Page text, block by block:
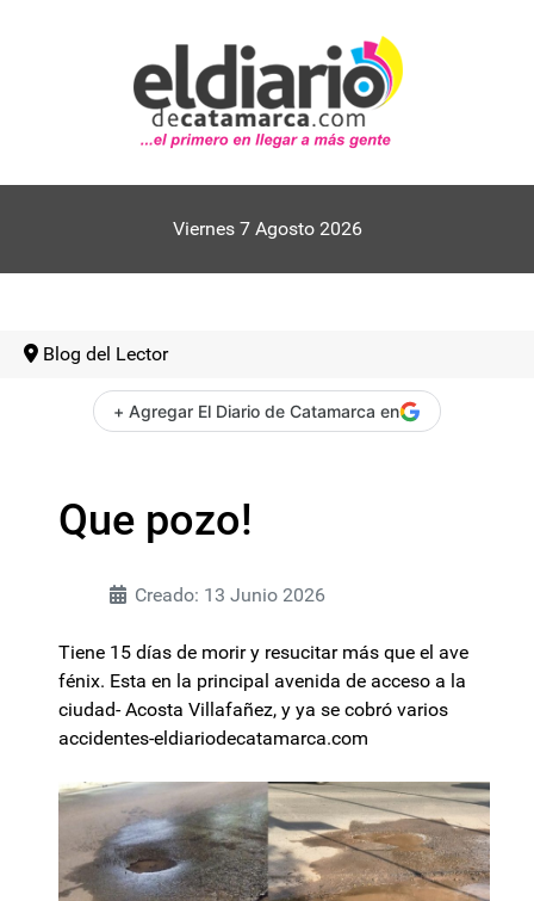
Viernes 7 Agosto 2026
Blog del Lector
+ Agregar El Diario de Catamarca en
Que pozo!
Creado: 13 Junio 2026
Tiene 15 días de morir y resucitar más que el ave
fénix. Esta en la principal avenida de acceso a la
ciudad- Acosta Villafañez, y ya se cobró varios
accidentes-eldiariodecatamarca.com